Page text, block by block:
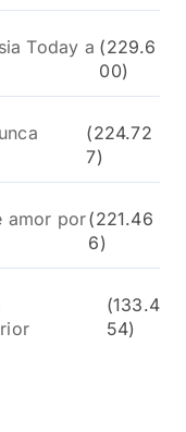
Today a (229.6
00)
(224.72
7)
amor por(221.46
6)
(133.4
54)